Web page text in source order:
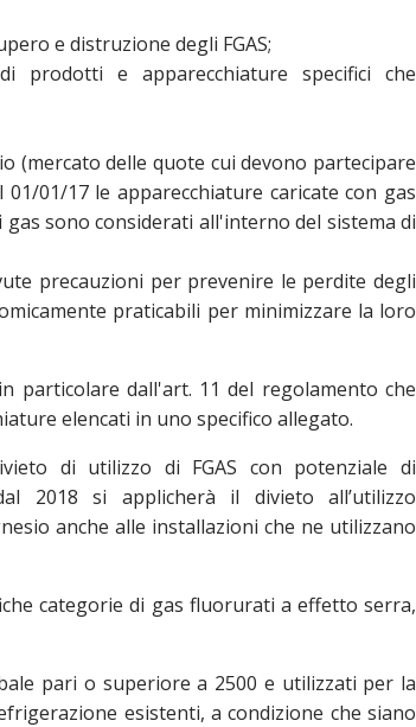
e distruzione degli FGAS;
prodotti e apparecchiature specifici che
(mercato delle quote cui devono partecipare
01/17 le apparecchiature caricate con gas
sono considerati all'interno del sistema di
precauzioni per prevenire le perdite degli
praticabili per minimizzare la loro
particolare dall'art. 11 del regolamento che
elencati in uno specifico allegato.
di utilizzo di FGAS con potenziale di
2018 si applicherà il divieto all’utilizzo
anche alle installazioni che ne utilizzano
categorie di gas fluorurati a effetto serra,
pari o superiore a 2500 e utilizzati per la
esistenti, a condizione che siano